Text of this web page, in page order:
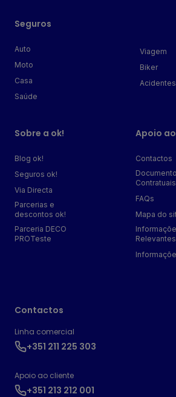
Seguros
Auto
Moto
Casa
Saúde
Viagem
Biker
Sobre a ok!
Blog ok!
Seguros ok!
Via Directa
Parcerias e
descontos ok!
Parceria DECO
PROTeste
Apoio
Contactos
Contratuais
FAQs
Mapa do
Relevantes
Contactos
Linha comercial
+351 211 225 303
Apoio ao cliente
+351 213 212 001